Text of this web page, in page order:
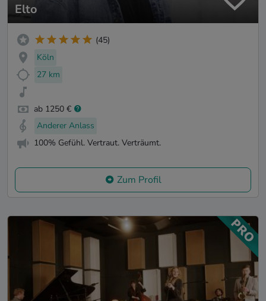
Elto
(45)
Köln
27 km
ab 1250 €
Anderer Anlass
100% Gefühl. Vertraut. Verträumt.
Zum Profil